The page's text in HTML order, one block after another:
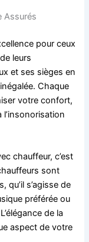
Assurés
pour ceux
leurs
et ses sièges en
Chaque
votre confort,
chauffeur, c’est
sont
s’agisse de
préférée ou
de la
aspect de votre